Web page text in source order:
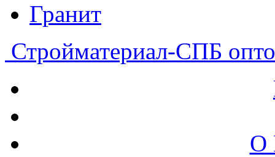
Гранит
Стройматериал-СПБ
О